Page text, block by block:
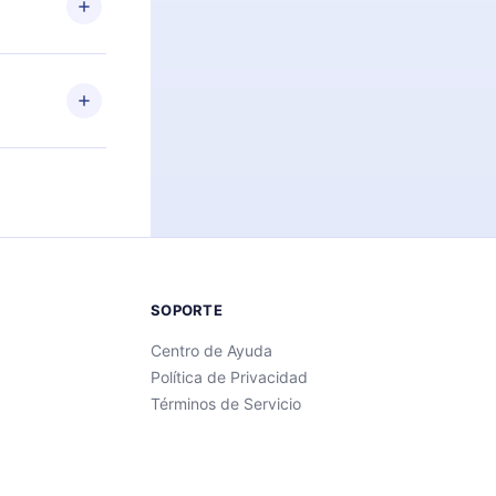
iOS,
momento
SOPORTE
Centro de Ayuda
Política de Privacidad
Términos de Servicio